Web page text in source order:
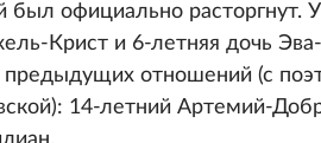
был официально расторгнут.
Крист и 6-летняя дочь
предыдущих отношений (с
14-летний Артемий-